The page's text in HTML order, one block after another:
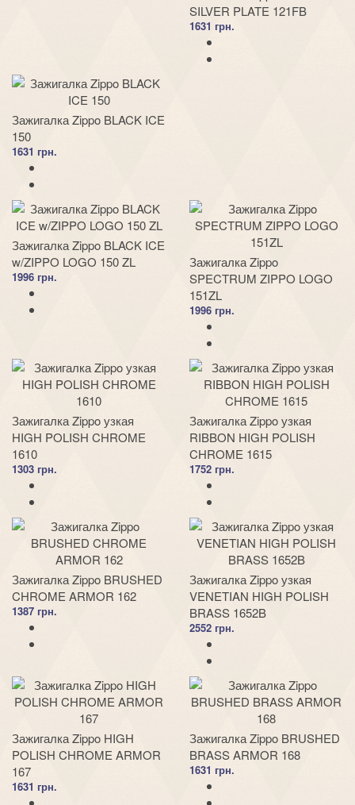
SILVER PLATE 121FB
1631 грн.
Зажигалка Zippo BLACK ICE
150
1631 грн.
Зажигалка Zippo BLACK ICE
w/ZIPPO LOGO 150 ZL
1996 грн.
Зажигалка Zippo
SPECTRUM ZIPPO LOGO
151ZL
1996 грн.
Зажигалка Zippo узкая
HIGH POLISH CHROME
1610
1303 грн.
Зажигалка Zippo узкая
RIBBON HIGH POLISH
CHROME 1615
1752 грн.
Зажигалка Zippo BRUSHED
CHROME ARMOR 162
1387 грн.
Зажигалка Zippo узкая
VENETIAN HIGH POLISH
BRASS 1652B
2552 грн.
Зажигалка Zippo HIGH
POLISH CHROME ARMOR
167
1631 грн.
Зажигалка Zippo BRUSHED
BRASS ARMOR 168
1631 грн.